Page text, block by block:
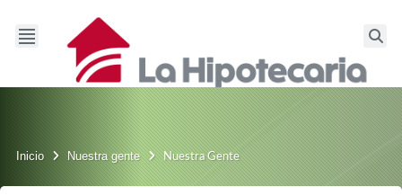
Inicio Nuestra gente Nuestra Gente